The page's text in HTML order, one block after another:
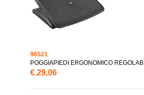
96521
POGGIAPIEDI ERGONOMICO REGOLAB
€.29,06